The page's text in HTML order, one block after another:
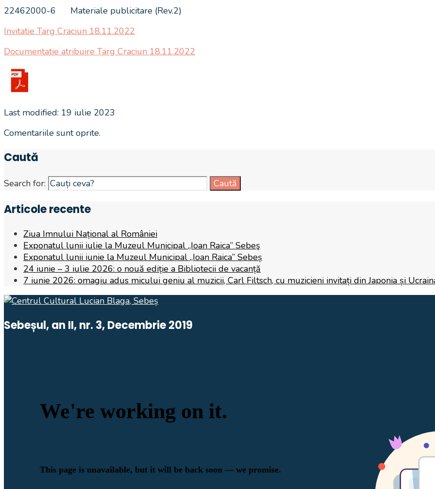
22462000-6 Materiale publicitare (Rev.2)
Invitatie Targ Craciun 18.11.2022
Documentatie atribuire Targ Craciun 18.11.2022
Last modified: 19 iulie 2023
Comentariile sunt oprite.
Caută
Search for: Caută
Articole recente
Ziua Imnului Național al României
Exponatul lunii iulie la Muzeul Municipal „Ioan Raica” Sebeş
Exponatul lunii iunie la Muzeul Municipal „Ioan Raica” Sebeș
24 iunie – 3 iulie 2026: o nouă ediție a Bibliotecii de vacanță
7 iunie 2026: omagiu adus micului geniu al muzicii, Carl Filtsch, cu muzicieni invitați din Japonia și
Sebeșul, an II, nr. 3, Decembrie 2019